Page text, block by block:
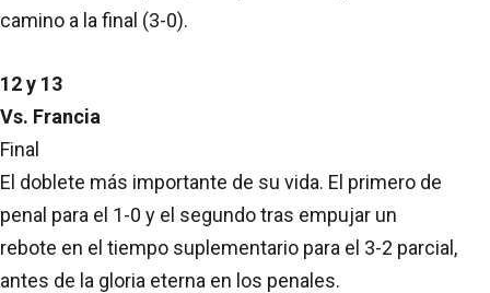
camino a la final (3-0).
12 y 13
Vs. Francia
Final
El doblete más importante de su vida. El primero de
penal para el 1-0 y el segundo tras empujar un
rebote en el tiempo suplementario para el 3-2 parcial,
antes de la gloria eterna en los penales.